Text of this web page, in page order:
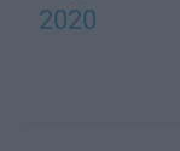
2020